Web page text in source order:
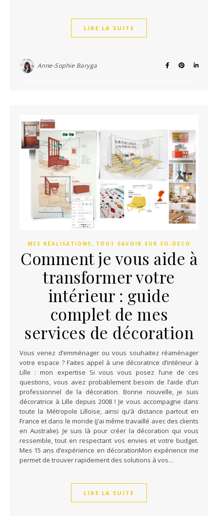
LIRE LA SUITE
Anne-Sophie Baryga
MES RÉALISATIONS , TOUT SAVOIR SUR SO-DECO
Comment je vous aide à
transformer votre
intérieur : guide
complet de mes
services de décoration
Vous venez d’emménager ou vous souhaitez réaménager
votre espace ? Faites appel à une décoratrice d’intérieur à
Lille : mon expertise Si vous vous posez l’une de ces
questions, vous avez probablement besoin de l’aide d’un
professionnel de la décoration. Bonne nouvelle, je suis
décoratrice à Lille depuis 2008 ! Je vous accompagne dans
toute la Métropole Lilloise, ainsi qu’à distance partout en
France et dans le monde (j’ai même travaillé avec des clients
en Australie). Je suis là pour créer la décoration qui vous
ressemble, tout en respectant vos envies et votre budget.
Mes 15 ans d’expérience en décorationMon expérience me
permet de trouver rapidement des solutions à vos…
LIRE LA SUITE